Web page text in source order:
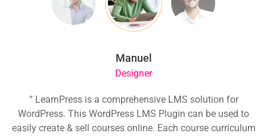
Manuel
Designer
“ LearnPress is a comprehensive LMS solution for
WordPress. This WordPress LMS Plugin can be used to
easily create & sell courses online. Each course curriculum